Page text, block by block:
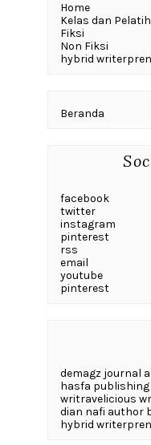
Home
Kelas dan
Fiksi
Non Fiksi
hybrid
Beranda
facebook
twitter
instagram
pinterest
rss
email
youtube
pinterest
demagz journal
hasfa
writravelicious
dian nafi author
hybrid